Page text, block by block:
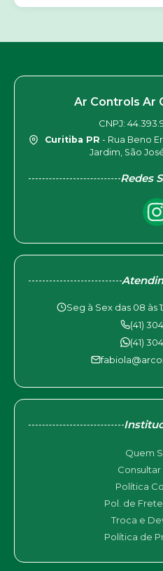
Ar Controls Ar
CNPJ:
Curitiba PR - Rua Beno
Jardim, São
Redes
Seg à Sex das 08 às
(41)
(41)
Quem
Política
Pol. de
Troca e
Política de